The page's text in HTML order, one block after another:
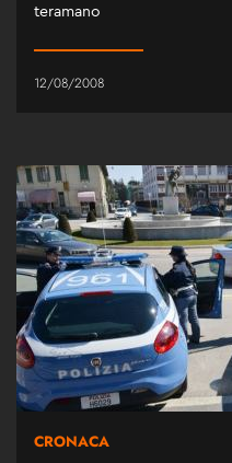
teramano
12/08/2008
CRONACA